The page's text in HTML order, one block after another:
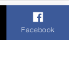
Facebook